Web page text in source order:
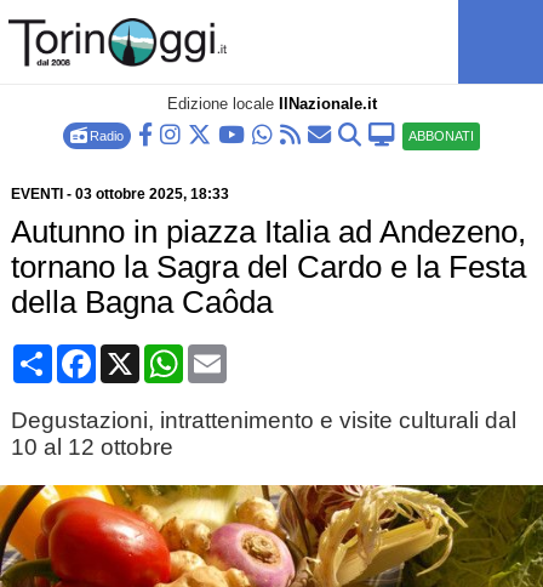
Edizione locale IlNazionale.it
Radio ABBONATI
EVENTI - 03 ottobre 2025, 18:33
Autunno in piazza Italia ad Andezeno,
tornano la Sagra del Cardo e la Festa
della Bagna Caôda
CondividiFacebook
X WhatsApp
Email
Degustazioni, intrattenimento e visite culturali dal
10 al 12 ottobre